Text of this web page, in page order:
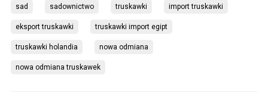
sad sadownictwo truskawki import truskawki
eksport truskawki truskawki import egipt
truskawki holandia nowa odmiana
nowa odmiana truskawek